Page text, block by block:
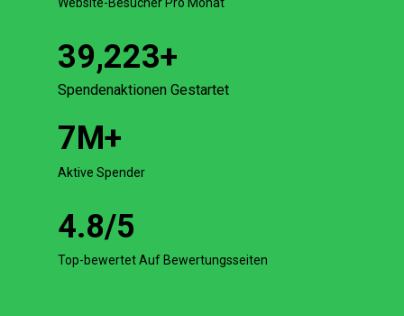
Website-Besucher Pro Monat
39,223+
Spendenaktionen Gestartet
7M+
Aktive Spender
4.8/5
Top-bewertet Auf Bewertungsseiten